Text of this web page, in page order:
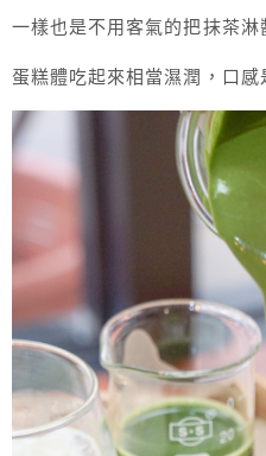
一樣也是不用客氣的把抹茶淋
蛋糕體吃起來相當濕潤，口感